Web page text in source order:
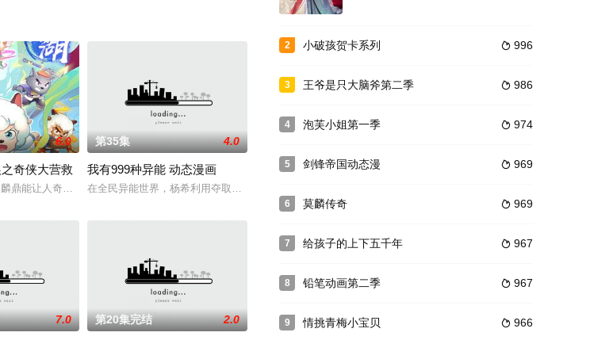
织也
恋，事业爱情双丰收。看拿到热血少年漫
6.0
奇侠大营救
鼎能让人奇力倍增，众羊狼携皓月及力将军慕名而至。不料奇力没增成，喜羊
第35集 4.0
我有999种异能 动态漫画
在全民异能世界，杨希利用夺取他人能力的异能，从一无所知的战斗小白，成长到横跨位面...
7.0 第20集完结 2.0
2  996
小破孩贺卡系列
3  986
王爷是只大脑斧第二季
4  974
泡芙小姐第一季
5  969
剑锋帝国动态漫
6  969
莫麟传奇
7  967
给孩子的上下五千年
8  967
铅笔动画第二季
9  966
情挑青梅小宝贝